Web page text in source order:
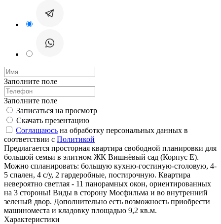
Заполните поле
Заполните поле
Записаться на просмотр
Скачать презентацию
Соглашаюсь на обработку персональных данных в
соответствии с Политикой
Предлагается просторная квартира свободной планировки для
большой семьи в элитном ЖК Вишнёвый сад (Корпус Е).
Можно спланировать: большую кухню-гостиную-столовую, 4-
5 спален, 4 с/у, 2 гардеробные, постирочную. Квартира
невероятно светлая - 11 панорамных окон, ориентированных
на 3 стороны! Виды в сторону Мосфильма и во внутренний
зеленый двор. Дополнительно есть возможность приобрести
машиноместа и кладовку площадью 9,2 кв.м.
Характеристики